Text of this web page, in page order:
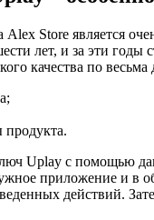
Store является
лет, и за эти
качества по
продукта.
Uplay с помощью
приложение и в
действий.